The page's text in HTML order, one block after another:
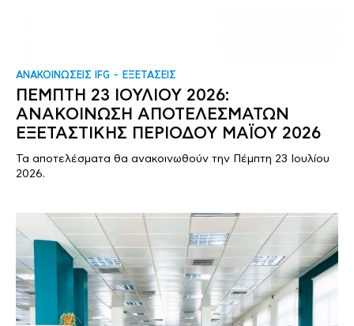
ΑΝΑΚΟΙΝΩΣΕΙΣ IFG ΕΞΕΤΑΣΕΙΣ
ΠΕΜΠΤΗ 23 ΙΟΥΛΙΟΥ 2026:
ΑΝΑΚΟΙΝΩΣΗ ΑΠΟΤΕΛΕΣΜΑΤΩΝ
ΕΞΕΤΑΣΤΙΚΗΣ ΠΕΡΙΟΔΟΥ ΜΑΪΟΥ 2026
Τα αποτελέσματα θα ανακοινωθούν την Πέμπτη 23 Ιουλίου
2026.